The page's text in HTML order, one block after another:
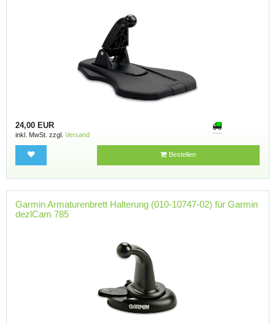
24,00 EUR
inkl. MwSt. zzgl. Versand
Bestellen
Garmin Armaturenbrett Halterung (010-10747-02) für Garmin
dezlCam 785